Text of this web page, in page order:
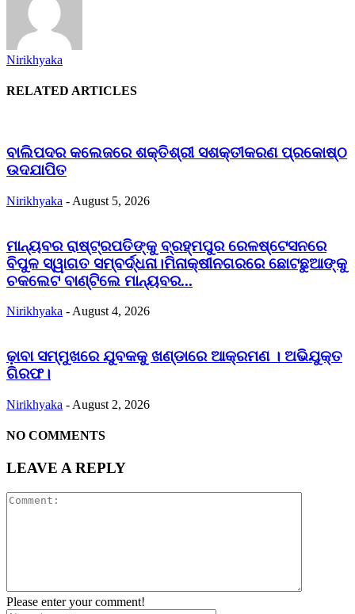
Nirikhyaka
RELATED ARTICLES
ବାଲିପଦର କଲେଜରେ ଶକ୍ତିଶ୍ରୀ ସଶକ୍ତୀକରଣ ପ୍ରକୋଷ୍ଠ
ଉଦଯାପିତ
Nirikhyaka - August 5, 2026
ମାନ୍ୟବର ରାଷ୍ଟ୍ରପତିଙ୍କୁ ବ୍ରହ୍ମପୁର ରେଳଷ୍ଟେସନରେ
ବିପୁଳ ସ୍ୱାଗତ ସମ୍ବର୍ଦ୍ଧନା।ମିନାକ୍ଷୀନଗରରେ ଛୋଟଛୁଆଙ୍କୁ
ଚକଲେଟ ବାଣ୍ଟିଲେ ମାନ୍ୟବର...
Nirikhyaka - August 4, 2026
ଢ଼ାବା ସମ୍ମୁଖରେ ଯୁବକକୁ ଖଣ୍ଡାରେ ଆକ୍ରମଣ । ଅଭିଯୁକ୍ତ
ଗିରଫ।
Nirikhyaka - August 2, 2026
NO COMMENTS
LEAVE A REPLY
Please enter your comment!